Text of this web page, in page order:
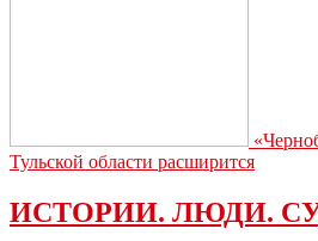
Тульской области расширится
ИСТОРИИ. ЛЮДИ.